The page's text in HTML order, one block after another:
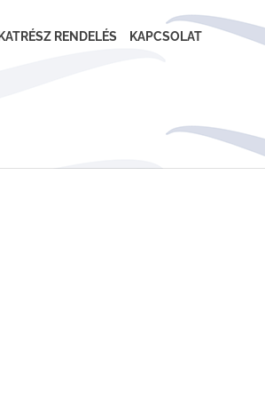
RENDELÉS KAPCSOLAT